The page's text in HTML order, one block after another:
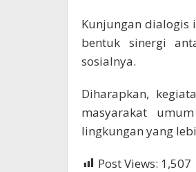
Kunjungan dialogis
bentuk sinergi
sosialnya.
Diharapkan,
masyarakat
lingkungan yang
Post Views: 1,507